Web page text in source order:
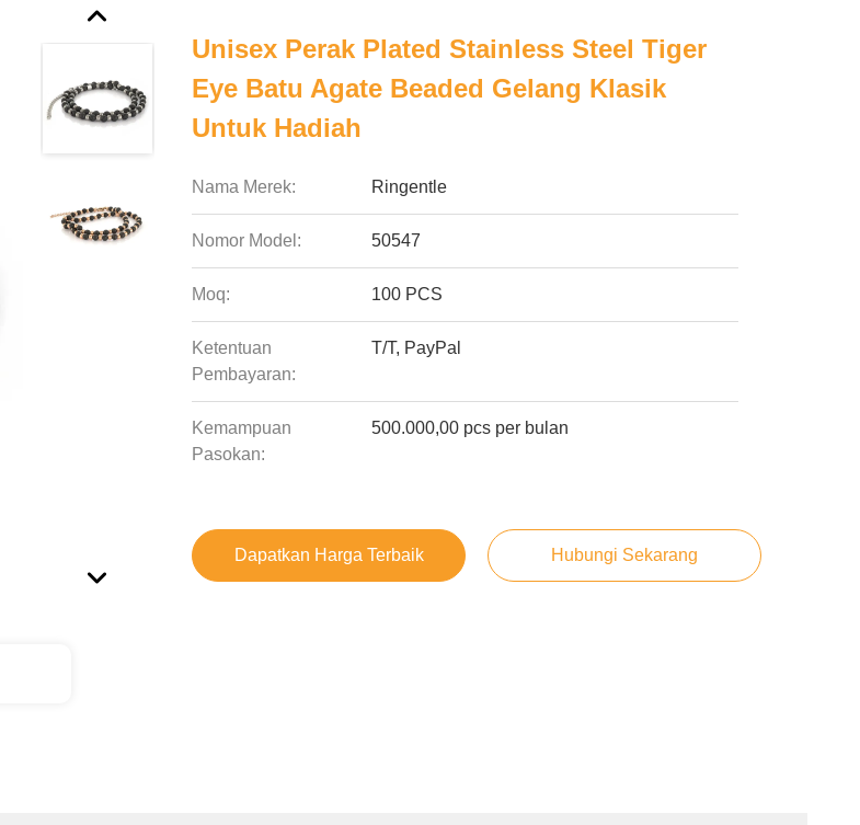
Unisex Perak Plated Stainless Steel Tiger
Eye Batu Agate Beaded Gelang Klasik
Untuk Hadiah
Nama Merek: Ringentle
Nomor Model: 50547
Moq: 100 PCS
Ketentuan
Pembayaran:
T/T, PayPal
Kemampuan
Pasokan:
500.000,00 pcs per bulan
Dapatkan Harga Terbaik Hubungi Sekarang